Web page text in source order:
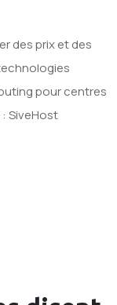
des prix et des
pour centres
SiveHost